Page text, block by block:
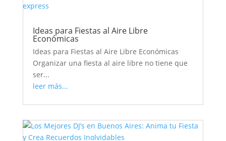
Ideas para Fiestas al Aire Libre
Económicas
Ideas para Fiestas al Aire Libre Económicas
Organizar una fiesta al aire libre no tiene que
ser...
leer más...